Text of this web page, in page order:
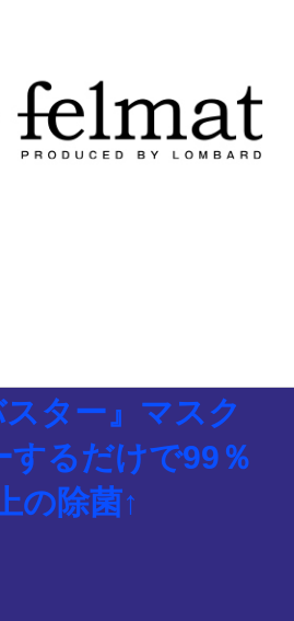
ター』マスク
するだけで99％
の除菌↑